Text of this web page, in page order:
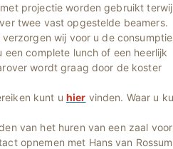
projectie worden gebruikt
twee vast opgestelde beamers.
wij voor u de
complete lunch of een heerlijk
wordt graag door de koster
kunt u hier vinden. Waar u
van het huren van een zaal voor
opnemen met Hans van